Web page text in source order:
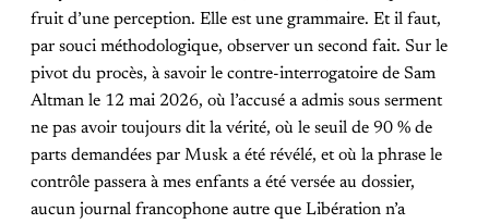
fruit d’une perception. Elle est une grammaire. Et il faut,
par souci méthodologique, observer un second fait. Sur le
pivot du procès, à savoir le contre-interrogatoire de Sam
Altman le 12 mai 2026, où l’accusé a admis sous serment
ne pas avoir toujours dit la vérité, où le seuil de 90 % de
parts demandées par Musk a été révélé, et où la phrase le
contrôle passera à mes enfants a été versée au dossier,
aucun journal francophone autre que Libération n’a